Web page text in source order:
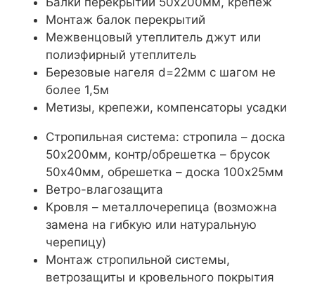
Монтаж балок перекрытий
Межвенцовый утеплитель джут или
полиэфирный утеплитель
Березовые нагеля d=22мм с шагом не
более 1,5м
Метизы, крепежи, компенсаторы усадки
Стропильная система: стропила – доска
50х200мм, контр/обрешетка – брусок
50х40мм, обрешетка – доска 100х25мм
Ветро-влагозащита
Кровля – металлочерепица (возможна
замена на гибкую или натуральную
черепицу)
Монтаж стропильной системы,
ветрозащиты и кровельного покрытия